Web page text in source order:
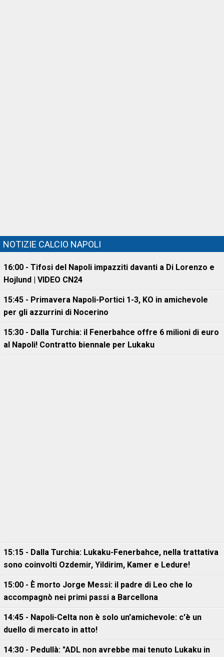
NOTIZIE CALCIO NAPOLI
16:00 - Tifosi del Napoli impazziti davanti a Di Lorenzo e
Hojlund | VIDEO CN24
15:45 - Primavera Napoli-Portici 1-3, KO in amichevole
per gli azzurrini di Nocerino
15:30 - Dalla Turchia: il Fenerbahce offre 6 milioni di euro
al Napoli! Contratto biennale per Lukaku
15:15 - Dalla Turchia: Lukaku-Fenerbahce, nella trattativa
sono coinvolti Ozdemir, Yildirim, Kamer e Ledure!
15:00 - È morto Jorge Messi: il padre di Leo che lo
accompagnò nei primi passi a Barcellona
14:45 - Napoli-Celta non è solo un'amichevole: c'è un
duello di mercato in atto!
14:30 - Pedullà: "ADL non avrebbe mai tenuto Lukaku in